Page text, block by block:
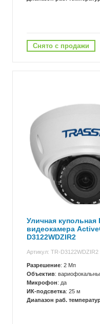
Снято с продажи
Уличная купольная
видеокамера
D3122WDZIR2
Артикул: TR-D3122WDZIR2
Разрешение: 2 Мп
Объектив:
Микрофон: да
ИК-подсветка: 25 м
Диапазон раб.